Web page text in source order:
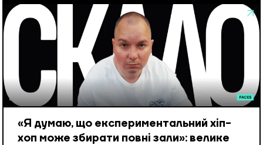
«Я думаю, що експериментальний хіп-
хоп може збирати повні зали»: велике